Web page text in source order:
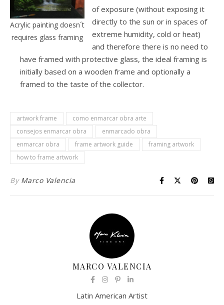
Acrylic painting doesn´t
requires glass framing
of exposure (without exposing it
directly to the sun or in spaces of
extreme humidity, cold or heat)
and therefore there is no need to
have framed with protective glass, the ideal framing is
initially based on a wooden frame and optionally a
framed to the taste of the collector.
artwork frame
como enmarcar obra arte
consejos enmarcar obra
enmarcado obra
enmarcar obra
frame artwork guide
framing artwork
how to frame artwork
By Marco Valencia
MARCO VALENCIA
Latin American Artist